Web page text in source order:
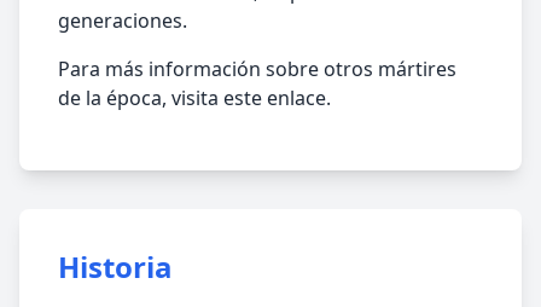
generaciones.
Para más información sobre otros mártires
de la época, visita este enlace.
Historia